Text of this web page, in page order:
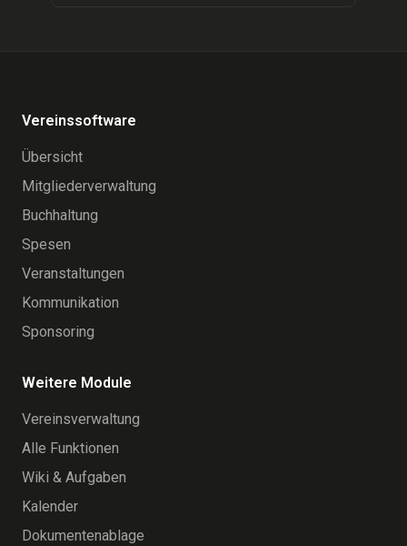
Vereinssoftware
Übersicht
Mitgliederverwaltung
Buchhaltung
Spesen
Veranstaltungen
Kommunikation
Sponsoring
Weitere Module
Vereinsverwaltung
Alle Funktionen
Wiki & Aufgaben
Kalender
Dokumentenablage